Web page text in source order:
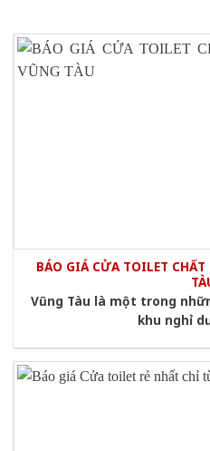
BÁO GIÁ CỬA TOILET
Vũng Tàu là một trong
khu nghỉ